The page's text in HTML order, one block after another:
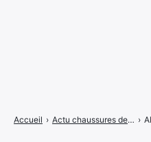
Accueil › Actu chaussures de trail ›